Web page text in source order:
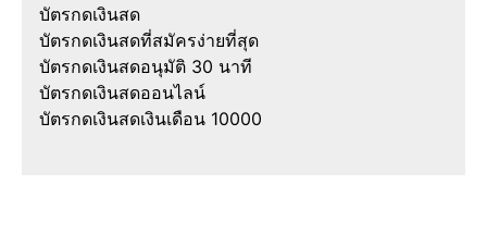
บัตรกดเงินสด
บัตรกดเงินสดที่สมัครง่ายที่สุด
บัตรกดเงินสดอนุมัติ 30 นาที
บัตรกดเงินสดออนไลน์
บัตรกดเงินสดเงินเดือน 10000